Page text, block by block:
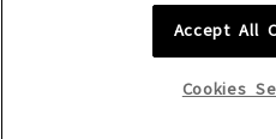
Accept All
Cookies